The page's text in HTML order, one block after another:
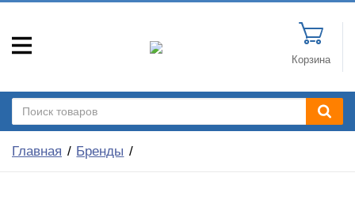
Корзина
Главная Бренды